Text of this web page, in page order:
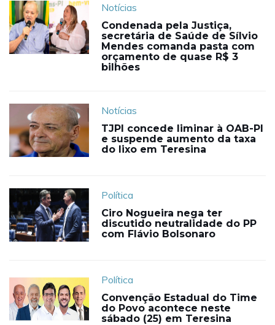
Notícias
Condenada pela Justiça,
secretária de Saúde de Sílvio
Mendes comanda pasta com
orçamento de quase R$ 3
bilhões
Notícias
TJPI concede liminar à OAB-PI
e suspende aumento da taxa
do lixo em Teresina
Política
Ciro Nogueira nega ter
discutido neutralidade do PP
com Flávio Bolsonaro
Política
Convenção Estadual do Time
do Povo acontece neste
sábado (25) em Teresina